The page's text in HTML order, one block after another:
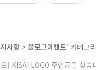
사항 > 블로그이벤트' 카테고
] KISAI LOGO 주인공을 찾습